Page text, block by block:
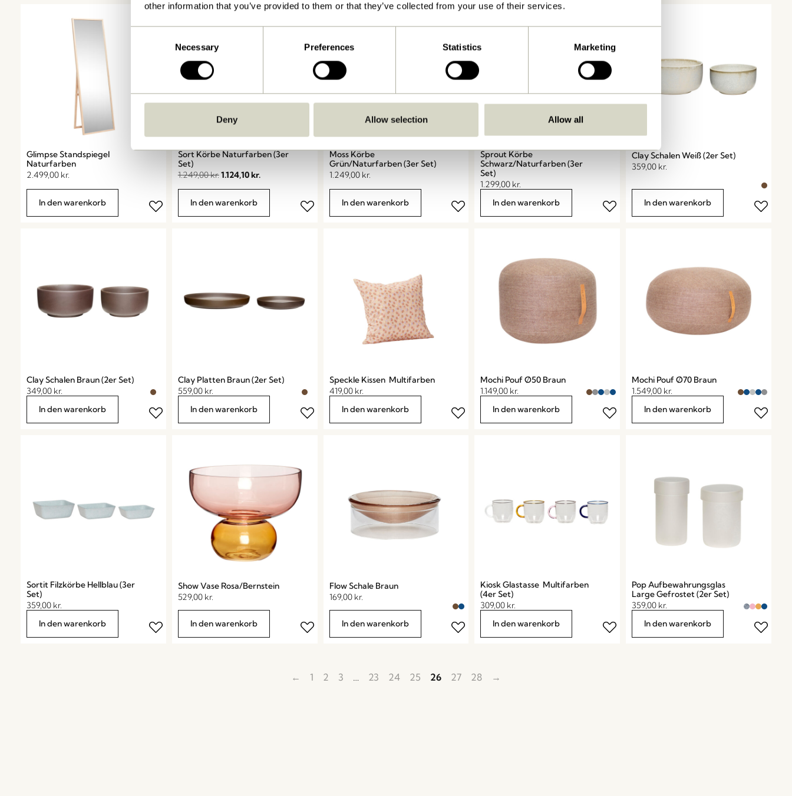
other information that you’ve provided to them or that they’ve collected from your use of their services.
Necessary Preferences Statistics Marketing
Deny Allow selection Allow all
Glimpse Standspiegel
Naturfarben
2.499,00 kr.
In den warenkorb
Sort Körbe Naturfarben (3er
Set)
1.249,00kr.1.124,10kr.
In den warenkorb
Moss Körbe
Grün/Naturfarben (3er Set)
1.249,00 kr.
In den warenkorb
Sprout Körbe
Schwarz/Naturfarben (3er
Set)
1.299,00 kr.
In den warenkorb
Clay Schalen Weiß (2er Set)
359,00 kr.
In den warenkorb
Clay Schalen Braun (2er Set)
349,00 kr.
In den warenkorb
Clay Platten Braun (2er Set)
559,00 kr.
In den warenkorb
Speckle Kissen Multifarben
419,00 kr.
In den warenkorb
Mochi Pouf Ø50 Braun
1.149,00 kr.
In den warenkorb
Mochi Pouf Ø70 Braun
1.549,00 kr.
In den warenkorb
Sortit Filzkörbe Hellblau (3er
Set)
359,00 kr.
In den warenkorb
Show Vase Rosa/Bernstein
529,00 kr.
In den warenkorb
Flow Schale Braun
169,00 kr.
In den warenkorb
Kiosk Glastasse Multifarben
(4er Set)
309,00 kr.
In den warenkorb
Pop Aufbewahrungsglas
Large Gefrostet (2er Set)
359,00 kr.
In den warenkorb
← 1 2 3 … 23 24 25 26 27 28 →